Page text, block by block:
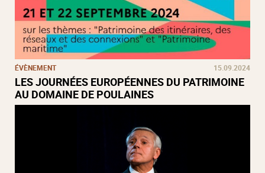
ÉVÈNEMENT 15.09.2024
LES JOURNÉES EUROPÉENNES DU PATRIMOINE
AU DOMAINE DE POULAINES